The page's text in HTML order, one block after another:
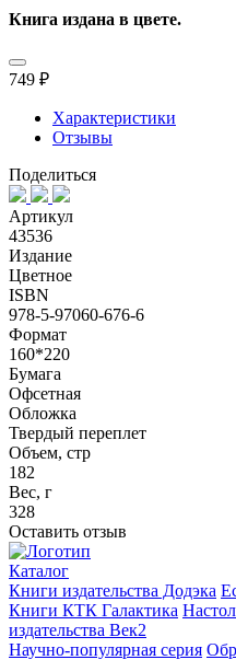
Книга издана в цвете.
749 ₽
Характеристики
Отзывы
Поделиться
Артикул
43536
Издание
Цветное
ISBN
978-5-97060-676-6
Формат
160*220
Бумага
Офсетная
Обложка
Твердый переплет
Объем, стр
182
Вес, г
328
Оставить отзыв
Каталог
Книги издательства Додэка
Книги КТК Галактика
издательства Век2
Научно-популярная серия